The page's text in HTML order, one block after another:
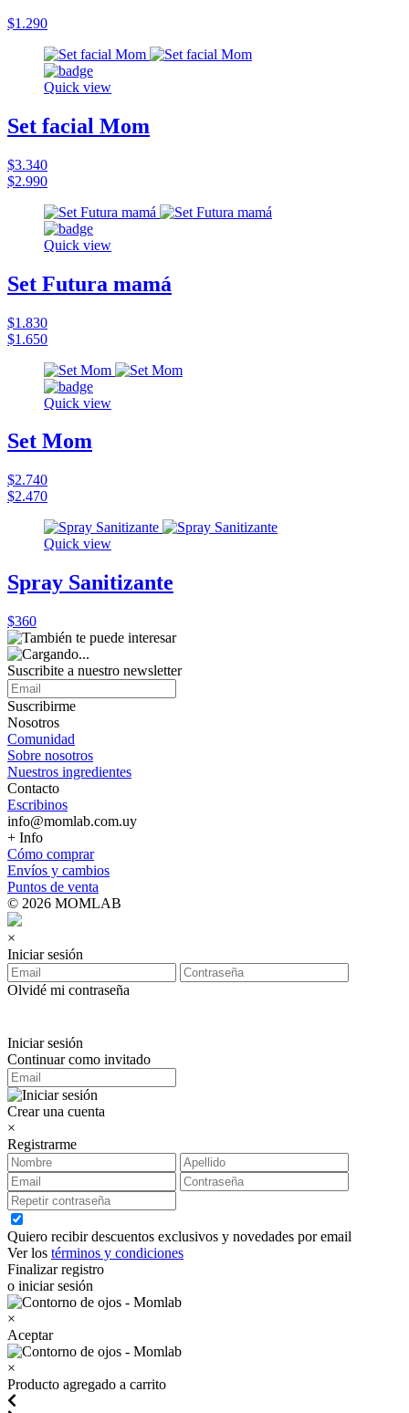
$1.290
Quick view
Set facial Mom
$3.340
$2.990
Quick view
Set Futura mamá
$1.830
$1.650
Quick view
Set Mom
$2.740
$2.470
Quick view
Spray Sanitizante
$360
Suscribite a nuestro newsletter
Suscribirme
Nosotros
Comunidad
Sobre nosotros
Nuestros ingredientes
Contacto
Escribinos
info@momlab.com.uy
+ Info
Cómo comprar
Envíos y cambios
Puntos de venta
© 2026 MOMLAB
×
Iniciar sesión
Olvidé mi contraseña
Iniciar sesión
Continuar como invitado
Crear una cuenta
×
Registrarme
Quiero recibir descuentos exclusivos y novedades por email
Ver los términos y condiciones
Finalizar registro
o iniciar sesión
×
Aceptar
×
Producto agregado a carrito